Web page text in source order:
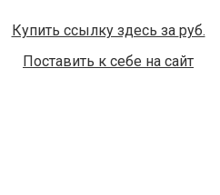
Купить ссылку здесь за руб.
Поставить к себе на сайт